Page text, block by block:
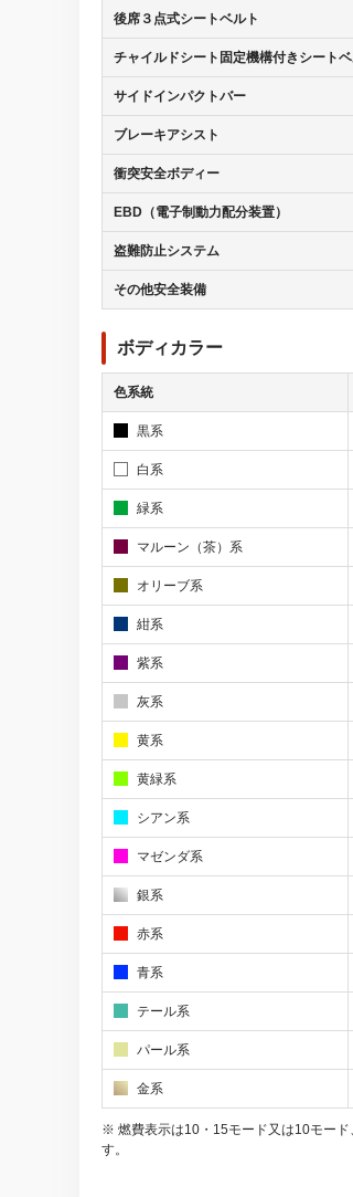
後席３点式シートベルト
チャイルドシート固定機構付きシートベ
サイドインパクトバー
ブレーキアシスト
衝突安全ボディー
EBD（電子制動力配分装置）
盗難防止システム
その他安全装備
ボディカラー
色系統
黒系
白系
緑系
マルーン（茶）系
オリーブ系
紺系
紫系
灰系
黄系
黄緑系
シアン系
マゼンダ系
銀系
赤系
青系
テール系
パール系
金系
※ 燃費表示は10・15モード又は10モード
す。